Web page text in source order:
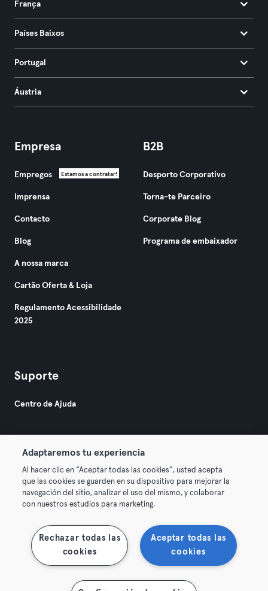
França
Países Baixos
Portugal
Áustria
Empresa
Empregos Estamos a contratar!
Imprensa
Contacto
Blog
A nossa marca
Cartão Oferta & Loja
Regulamento Acessibilidade
2025
B2B
Desporto Corporativo
Torna-te Parceiro
Corporate Blog
Programa de embaixador
Suporte
Centro de Ajuda
© 2026 Urban Sports Group GmbH. All rights reserved.
Termos & Condições Privacidade
Rescindir contratos aqui Cancelar contratos aqui
Adaptaremos tu experiencia
Al hacer clic en “Aceptar todas las cookies”, usted acepta
que las cookies se guarden en su dispositivo para mejorar la
navegación del sitio, analizar el uso del mismo, y colaborar
con nuestros estudios para marketing.
Aceptar todas las
cookies
Rechazar todas las
cookies